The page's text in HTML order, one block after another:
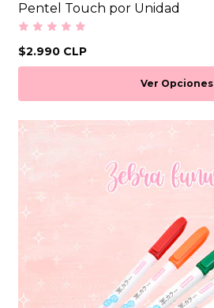
Pentel Touch por Unidad
$2.990 CLP
Ver Opciones